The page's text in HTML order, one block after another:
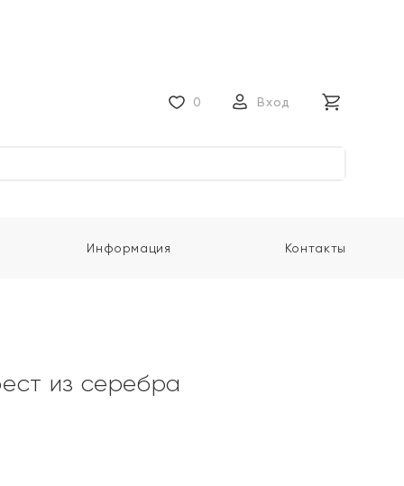
0 Вход
Информация Контакты
из серебра